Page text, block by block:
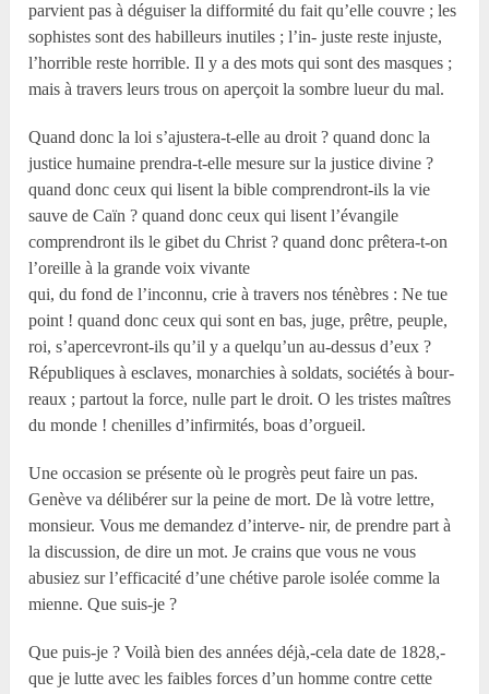
parvient pas à déguiser la difformité du fait qu’elle couvre ; les
sophistes sont des habilleurs inutiles ; l’in- juste reste injuste,
l’horrible reste horrible. Il y a des mots qui sont des masques ;
mais à travers leurs trous on aperçoit la sombre lueur du mal.
Quand donc la loi s’ajustera-t-elle au droit ? quand donc la
justice humaine prendra-t-elle mesure sur la justice divine ?
quand donc ceux qui lisent la bible comprendront-ils la vie
sauve de Caïn ? quand donc ceux qui lisent l’évangile
comprendront ils le gibet du Christ ? quand donc prêtera-t-on
l’oreille à la grande voix vivante
qui, du fond de l’inconnu, crie à travers nos ténèbres : Ne tue
point ! quand donc ceux qui sont en bas, juge, prêtre, peuple,
roi, s’apercevront-ils qu’il y a quelqu’un au-dessus d’eux ?
Républiques à esclaves, monarchies à soldats, sociétés à bour-
reaux ; partout la force, nulle part le droit. O les tristes maîtres
du monde ! chenilles d’infirmités, boas d’orgueil.
Une occasion se présente où le progrès peut faire un pas.
Genève va délibérer sur la peine de mort. De là votre lettre,
monsieur. Vous me demandez d’interve- nir, de prendre part à
la discussion, de dire un mot. Je crains que vous ne vous
abusiez sur l’efficacité d’une chétive parole isolée comme la
mienne. Que suis-je ?
Que puis-je ? Voilà bien des années déjà,-cela date de 1828,-
que je lutte avec les faibles forces d’un homme contre cette